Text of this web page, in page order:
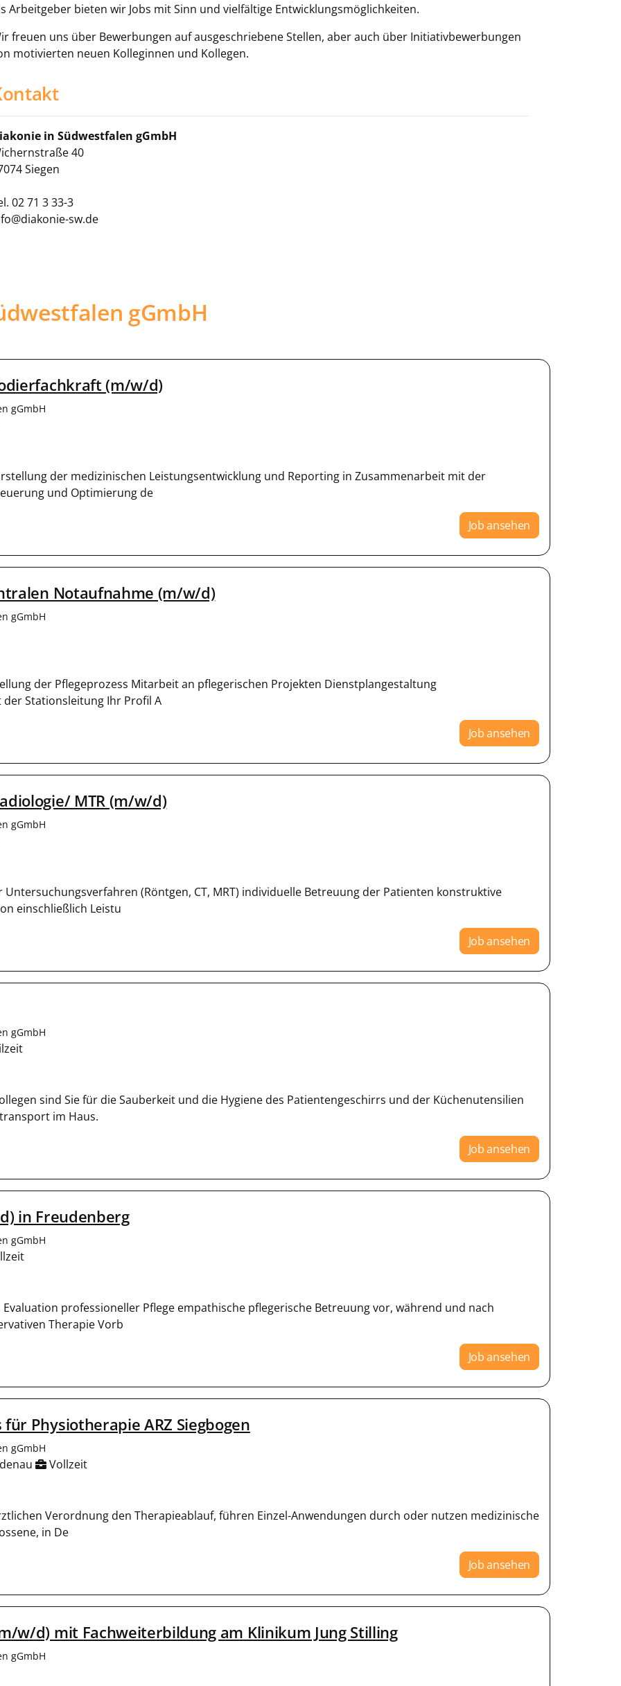
Arbeitgeber bieten wir Jobs mit Sinn und vielfältige Entwicklungsmöglichkeiten.
freuen uns über Bewerbungen auf ausgeschriebene Stellen, aber auch über Initiativbewerbungen
motivierten neuen Kolleginnen und Kollegen.
in Südwestfalen gGmbH
40
Siegen
02 71 3 33-3
sw.de
gGmbH
(m/w/d)
gGmbH
der medizinischen Leistungsentwicklung und Reporting in Zusammenarbeit mit der
und Optimierung de
Job ansehen
Notaufnahme (m/w/d)
gGmbH
der Pflegeprozess Mitarbeit an pflegerischen Projekten Dienstplangestaltung
Stationsleitung Ihr Profil A
Job ansehen
MTR (m/w/d)
gGmbH
(Röntgen, CT, MRT) individuelle Betreuung der Patienten konstruktive
einschließlich Leistu
Job ansehen
gGmbH
sind Sie für die Sauberkeit und die Hygiene des Patientengeschirrs und der Küchenutensilien
im Haus.
Job ansehen
in Freudenberg
gGmbH
professioneller Pflege empathische pflegerische Betreuung vor, während und nach
Therapie Vorb
Job ansehen
Physiotherapie ARZ Siegbogen
gGmbH
Vollzeit
Verordnung den Therapieablauf, führen Einzel-Anwendungen durch oder nutzen medizinische
in De
Job ansehen
w/d) mit Fachweiterbildung am Klinikum Jung Stilling
gGmbH